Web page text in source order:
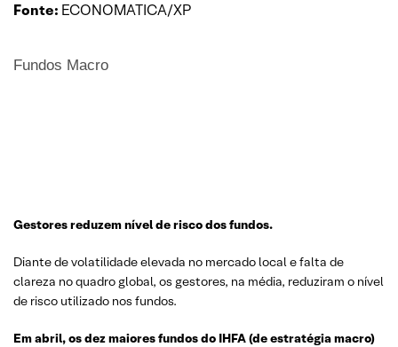
Fonte: ECONOMATICA/XP
Fundos Macro
Gestores reduzem nível de risco dos fundos.
Diante de volatilidade elevada no mercado local e falta de
clareza no quadro global, os gestores, na média, reduziram o nível
de risco utilizado nos fundos.
Em abril, os dez maiores fundos do IHFA (de estratégia macro)